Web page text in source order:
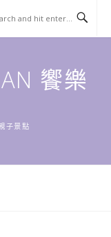
饗樂
子景點